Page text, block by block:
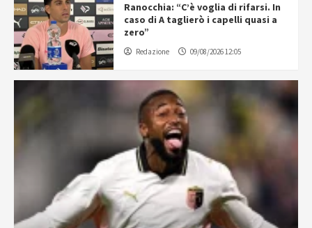
Ranocchia: “C’è voglia di rifarsi. In
caso di A taglierò i capelli quasi a
zero”
Redazione 09/08/2026 12:05